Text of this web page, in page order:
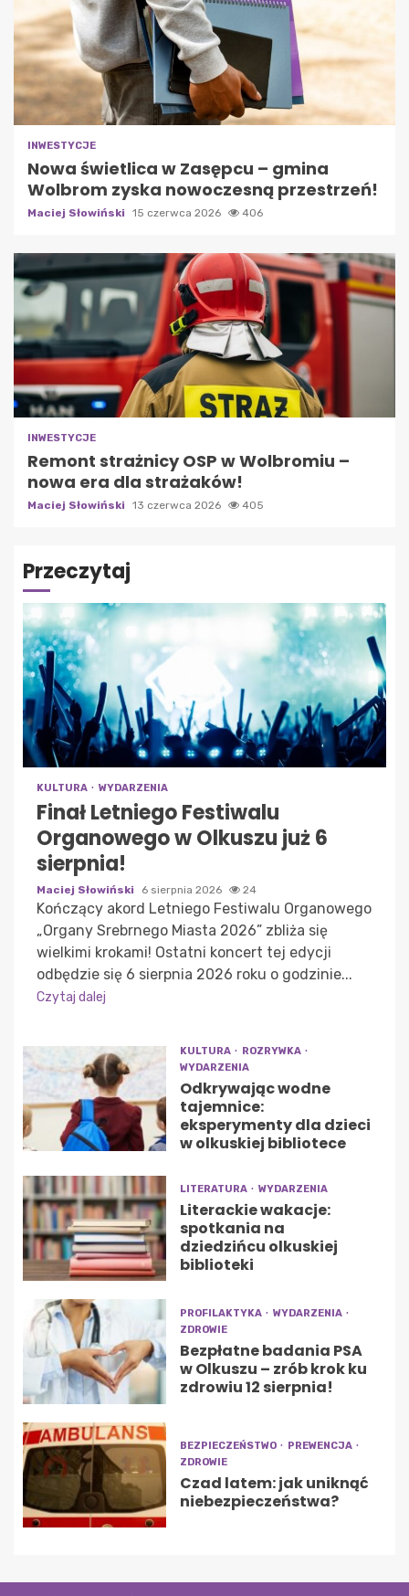
INWESTYCJE
Nowa świetlica w Zasępcu – gmina
Wolbrom zyska nowoczesną przestrzeń!
Maciej Słowiński 15 czerwca 2026 406
INWESTYCJE
Remont strażnicy OSP w Wolbromiu –
nowa era dla strażaków!
Maciej Słowiński 13 czerwca 2026 405
Przeczytaj
KULTURA WYDARZENIA
Finał Letniego Festiwalu
Organowego w Olkuszu już 6
sierpnia!
Maciej Słowiński 6 sierpnia 2026 24
Kończący akord Letniego Festiwalu Organowego
„Organy Srebrnego Miasta 2026” zbliża się
wielkimi krokami! Ostatni koncert tej edycji
odbędzie się 6 sierpnia 2026 roku o godzinie...
Czytaj dalej
KULTURA
ROZRYWKA
WYDARZENIA
Odkrywając wodne
tajemnice:
eksperymenty dla dzieci
w olkuskiej bibliotece
LITERATURA WYDARZENIA
Literackie wakacje:
spotkania na
dziedzińcu olkuskiej
biblioteki
PROFILAKTYKA
WYDARZENIA
ZDROWIE
Bezpłatne badania PSA
w Olkuszu – zrób krok ku
zdrowiu 12 sierpnia!
BEZPIECZEŃSTWO
PREWENCJA
ZDROWIE
Czad latem: jak uniknąć
niebezpieczeństwa?